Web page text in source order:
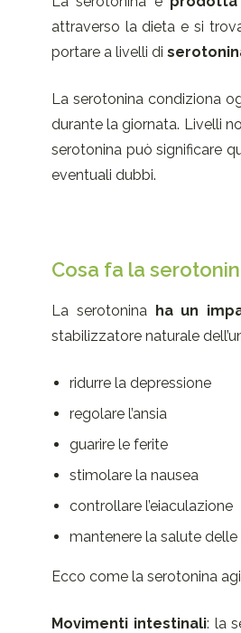
attraverso la dieta e si
portare a livelli di
La serotonina condiziona
durante la giornata. Livelli
serotonina può significare
eventuali dubbi.
Cosa fa la
La serotonina ha un
stabilizzatore naturale
ridurre la depressione
regolare l’ansia
guarire le ferite
stimolare la nausea
controllare l’eiaculazione
mantenere la salute delle
Ecco come la serotonina
Movimenti intestinali: la